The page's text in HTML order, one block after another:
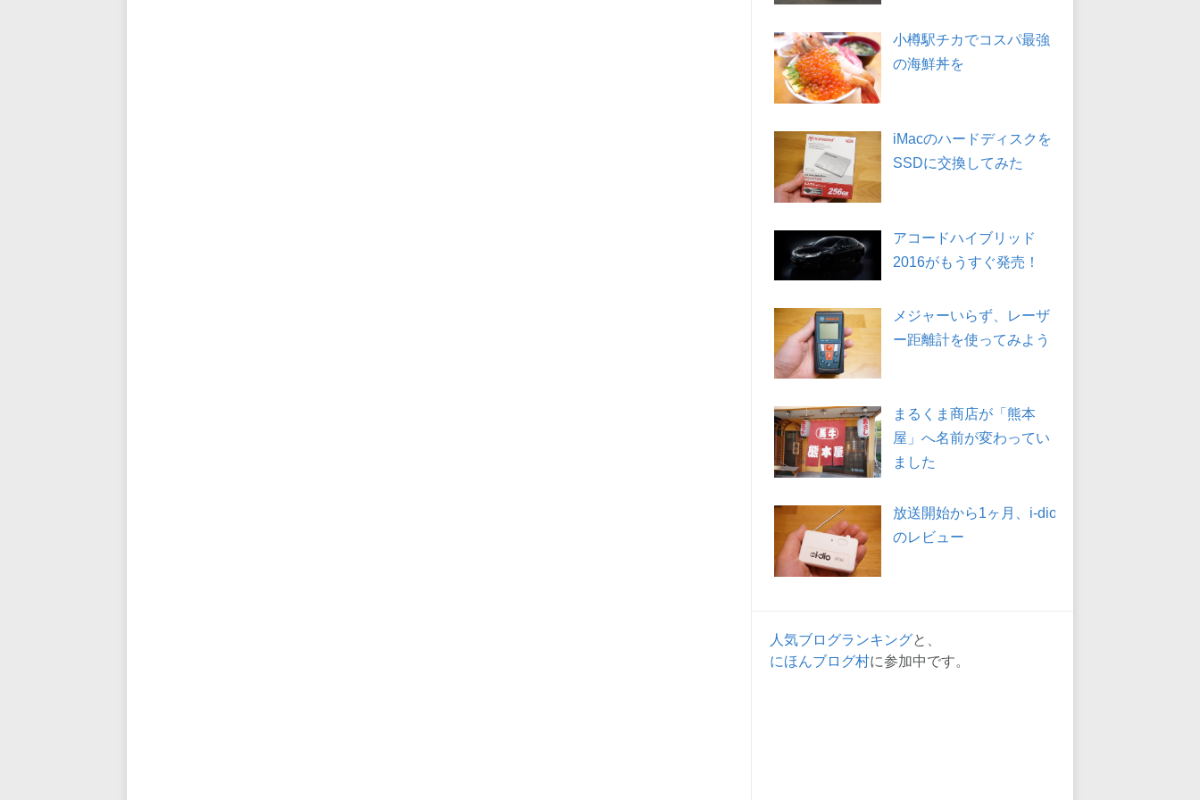
小樽駅チカでコスパ最強
の海鮮丼を
iMacのハードディスクを
SSDに交換してみた
アコードハイブリッド
2016がもうすぐ発売！
メジャーいらず、レーザ
ー距離計を使ってみよう
まるくま商店が「熊本
屋」へ名前が変わってい
ました
放送開始から1ヶ月、i-dio
のレビュー
人気ブログランキングと、
にほんブログ村に参加中です。